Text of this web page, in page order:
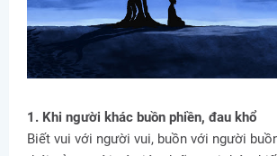
1. Khi người khác buồn phiền, đau khổ
Biết vui với người vui, buồn với người